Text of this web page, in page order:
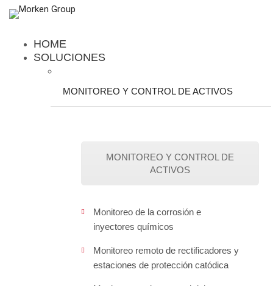
HOME
SOLUCIONES
MONITOREO Y CONTROL DE ACTIVOS
MONITOREO Y CONTROL DE
ACTIVOS
Monitoreo de la corrosión e
inyectores químicos
Monitoreo remoto de rectificadores y
estaciones de protección catódica